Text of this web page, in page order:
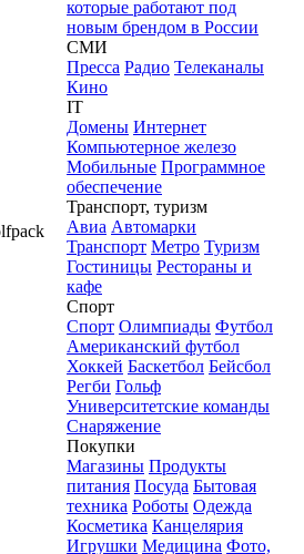
которые работают под
новым брендом в России
СМИ
Пресса Радио Телеканалы
Кино
IT
Домены Интернет
Компьютерное железо
Мобильные Программное
обеспечение
Транспорт, туризм
Авиа Автомарки
Транспорт Метро Туризм
Гостиницы Рестораны и
кафе
Спорт
Спорт Олимпиады Футбол
Американский футбол
Хоккей Баскетбол Бейсбол
Регби Гольф
Университетские команды
Снаряжение
Покупки
Магазины Продукты
питания Посуда Бытовая
техника Роботы Одежда
Косметика Канцелярия
Игрушки Медицина Фото,